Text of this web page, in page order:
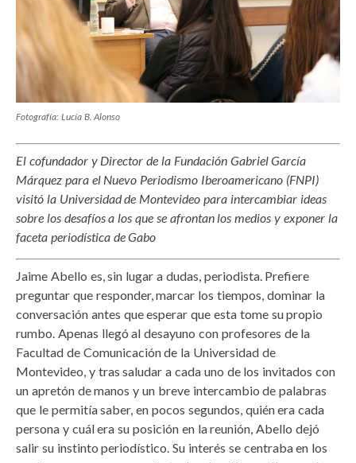
Fotografía: Lucía B. Alonso
El cofundador y Director de la Fundación Gabriel García
Márquez para el Nuevo Periodismo Iberoamericano (FNPI)
visitó la Universidad de Montevideo para intercambiar ideas
sobre los desafíos a los que se afrontan los medios y exponer la
faceta periodística de Gabo
Jaime Abello es, sin lugar a dudas, periodista. Prefiere
preguntar que responder, marcar los tiempos, dominar la
conversación antes que esperar que esta tome su propio
rumbo. Apenas llegó al desayuno con profesores de la
Facultad de Comunicación de la Universidad de
Montevideo, y tras saludar a cada uno de los invitados con
un apretón de manos y un breve intercambio de palabras
que le permitía saber, en pocos segundos, quién era cada
persona y cuál era su posición en la reunión, Abello dejó
salir su instinto periodístico. Su interés se centraba en los